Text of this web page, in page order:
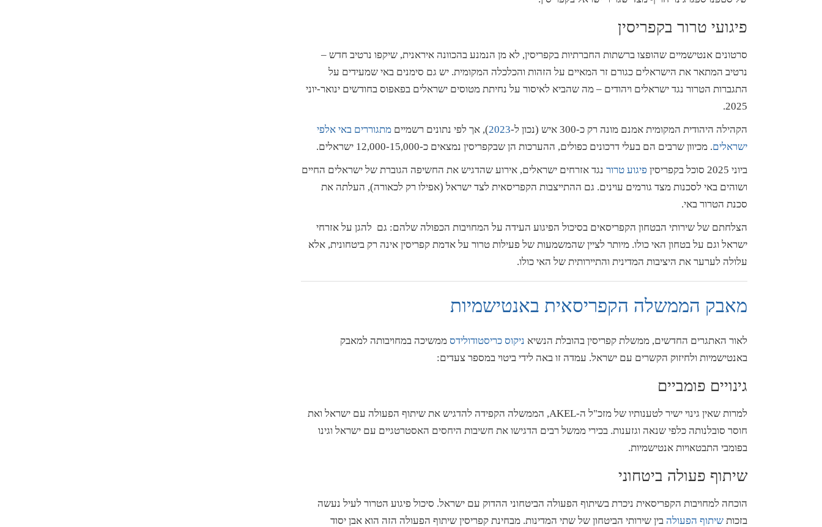
פיגועי טרור בקפריסין
סרטונים אנטישמיים שהופצו ברשתות החברתיות בקפריסין, לא מן הנמנע בהכוונה איראנית, שיקפו נרטיב חדש –
נרטיב המתאר את הישראלים כגורם זר המאיים על הזהות והכלכלה המקומית. יש גם סימנים באי שמעידים על
התגברות הטרור נגד ישראלים ויהודים – מה שהביא לאיסור על נחיתת מטוסים ישראלים בפאפוס בחודשים ינואר-יוני
2025.
הקהילה היהודית המקומית אמנם מונה רק כ-300 איש (נכון ל-
2023), אך לפי נתונים רשמיים מתגוררים באי אלפי
ישראלים. מכיוון שרבים הם בעלי דרכונים כפולים, ההערכות הן שבקפריסין נמצאים כ-12,000-15,000 ישראלים.
ביוני 2025 סוכל בקפריסין
פיגוע טרור נגד אזרחים ישראלים, אירוע שהדגיש את החשיפה הגוברת של ישראלים החיים
ושוהים באי לסכנות מצד גורמים עוינים. גם ההתייצבות הקפריסאית לצד ישראל (אפילו רק לכאורה), העלתה את
סכנת הטרור באי.
הצלחתם של שירותי הבטחון הקפריסאים בסיכול הפיגוע העידה על המחויבות הכפולה שלהם: גם להגן על אזרחי
ישראל וגם על בטחון האי כולו. מיותר לציין שהמשמעות של פעילות טרור על אדמת קפריסין אינה רק ביטחונית, אלא
עלולה לערער את היציבות המדינית והתיירותית של האי כולו.
מאבק הממשלה הקפריסאית באנטישמיות
לאור האתגרים החדשים, ממשלת קפריסין בהובלת הנשיא ניקוס כריסטודולידס ממשיכה במחויבותה למאבק
באנטישמיות ולחיזוק הקשרים עם ישראל. עמדה זו באה לידי ביטוי במספר צעדים:
גינויים פומביים
למרות שאין גינוי ישיר לטענותיו של מזכ"ל ה-AKEL, הממשלה הקפידה להדגיש את שיתוף הפעולה עם ישראל ואת
חוסר סובלנותה כלפי שנאה וגזענות. בכירי ממשל רבים הדגישו את חשיבות היחסים האסטרטגיים עם ישראל וגינו
בפומבי התבטאויות אנטישמיות.
שיתוף פעולה ביטחוני
הוכחה למחויבות הקפריסאית ניכרת בשיתוף הפעולה הביטחוני ההדוק עם ישראל. סיכול פיגוע הטרור לעיל נעשה
בזכות שיתוף הפעולה בין שירותי הביטחון של שתי המדינות. מבחינת קפריסין שיתוף הפעולה הזה הוא אבן יסוד